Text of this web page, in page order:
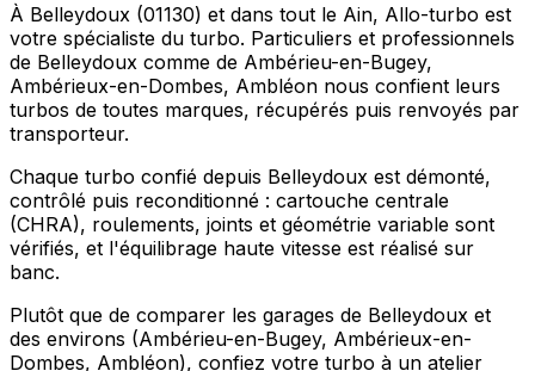
À Belleydoux (01130) et dans tout le Ain, Allo-turbo est
votre spécialiste du turbo. Particuliers et professionnels
de Belleydoux comme de Ambérieu-en-Bugey,
Ambérieux-en-Dombes, Ambléon nous confient leurs
turbos de toutes marques, récupérés puis renvoyés par
transporteur.
Chaque turbo confié depuis Belleydoux est démonté,
contrôlé puis reconditionné : cartouche centrale
(CHRA), roulements, joints et géométrie variable sont
vérifiés, et l'équilibrage haute vitesse est réalisé sur
banc.
Plutôt que de comparer les garages de Belleydoux et
des environs (Ambérieu-en-Bugey, Ambérieux-en-
Dombes, Ambléon), confiez votre turbo à un atelier